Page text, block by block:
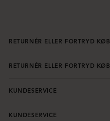
RETURNÉR ELLER FORTRYD KØB
RETURNÉR ELLER FORTRYD KØB
KUNDESERVICE
KUNDESERVICE